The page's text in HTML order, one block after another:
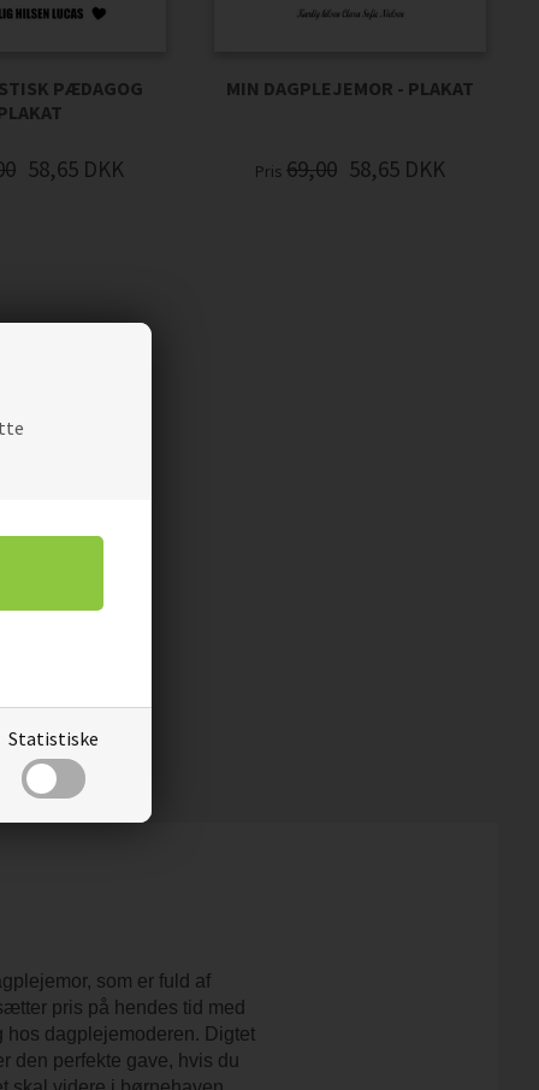
Statistiske
PÆDAGOG
58,65 DKK
MIN DAGPLEJEMOR - PLAKAT
Pris 69,00 58,65 DKK
som er fuld af
pris på hendes tid med
hos dagplejemoderen. Digtet
den perfekte gave, hvis du